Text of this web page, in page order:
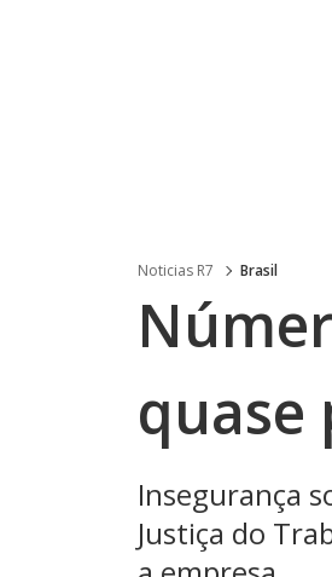
Noticias R7 Brasil
quase
Insegurança
Justiça do